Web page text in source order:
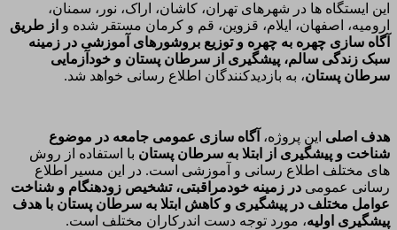
این ایستگاه ها در شهرهای تهران، کاشان، اراک، نور، سمنان،
ارومیه، اصفهان، ایلام، قزوین، قم و کرمان مستقر شده و از طریق
آگاه سازی چهره به چهره و توزیع بروشورهای آموزشی در زمینه
سبک زندگی سالم، پیشگیری از سرطان پستان و خودآزمایی
سرطان پستان، به بازدیدکنندگان اطلاع رسانی خواهد شد.
هدف اصلی این پروژه، آگاه سازی عمومی جامعه در موضوع
شناخت و پیشگیری از ابتلا به سرطان پستان با استفاده از روش
های مختلف اطلاع رسانی و آموزشی است. در این مسیر اطلاع
رسانی عمومی در زمینه خودمراقبتی، تشخیص زودهنگام و شناخت
عوامل مختلف در پیشگیری و کاهش ابتلا به سرطان پستان با هدف
پیشگیری اولیه، مورد توجه دست اندرکاران مختلف است.